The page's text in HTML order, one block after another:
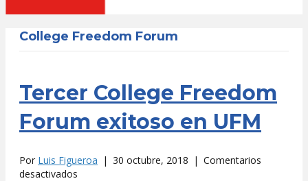
College Freedom Forum
Tercer College Freedom
Forum exitoso en UFM
Por Luis Figueroa | 30 octubre, 2018 | Comentarios
desactivados